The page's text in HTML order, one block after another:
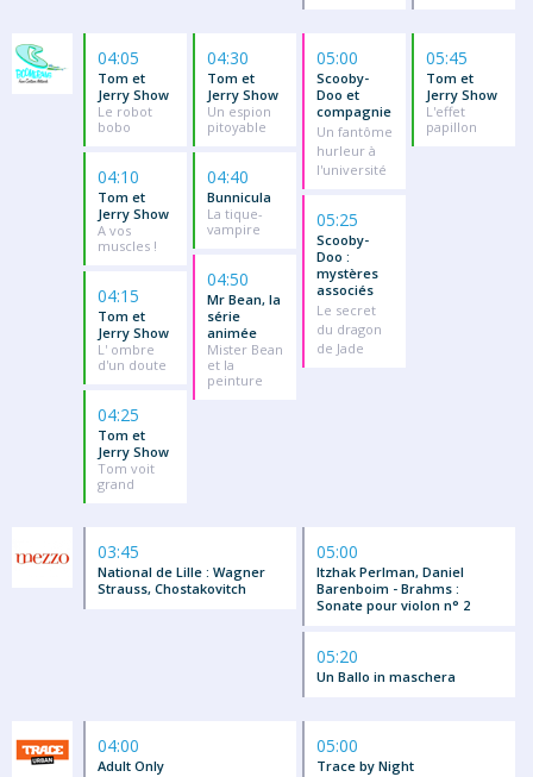
04:05
Tom et
Jerry Show
Le robot
bobo
04:10
Tom et
Jerry Show
A vos
muscles !
04:15
Tom et
Jerry Show
L' ombre
d'un doute
04:25
Tom et
Jerry Show
Tom voit
grand
04:30
Tom et
Jerry Show
Un espion
pitoyable
04:40
Bunnicula
La tique-
vampire
04:50
Mr Bean, la
série
animée
Mister Bean
et la
peinture
05:00
Scooby-
Doo et
compagnie
Un fantôme
hurleur à
l'université
05:25
Scooby-
Doo :
mystères
associés
Le secret
du dragon
de Jade
05:45
Tom et
Jerry Show
L'effet
papillon
03:45
National de Lille : Wagner
Strauss, Chostakovitch
05:00
Itzhak Perlman, Daniel
Barenboim - Brahms :
Sonate pour violon n° 2
05:20
Un Ballo in maschera
04:00
Adult Only
05:00
Trace by Night